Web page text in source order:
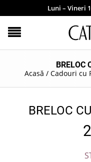
Luni – Vineri
BRELOC
Acasă / Cadouri cu
BRELOC